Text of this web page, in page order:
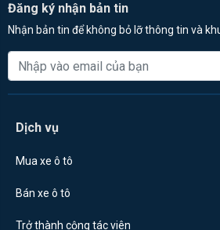
Đăng ký nhận bản tin
Nhận bản tin để không bỏ lỡ thông tin và
Dịch vụ
Mua xe ô tô
Bán xe ô tô
Trở thành cộng tác viên